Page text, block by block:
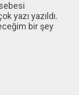
yazı yazıldı.
bir şey